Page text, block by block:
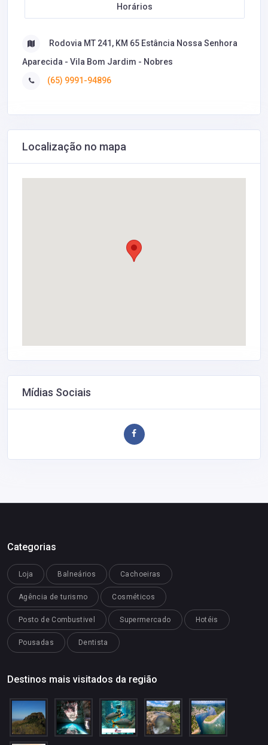
Horários
Rodovia MT 241, KM 65 Estância Nossa Senhora
Aparecida - Vila Bom Jardim - Nobres
(65) 9991-94896
Localização no mapa
Mídias Sociais
Categorias
Loja Balneários Cachoeiras
Agência de turismo Cosméticos
Posto de Combustivel Supermercado Hotéis
Pousadas Dentista
Destinos mais visitados da região